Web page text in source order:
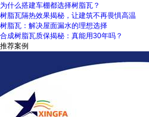
为什么搭建车棚都选择树脂瓦？
树脂瓦隔热效果揭秘，让建筑不再畏惧高温
树脂瓦：解决屋面漏水的理想选择
合成树脂瓦质保揭秘：真能用30年吗？
推荐案例